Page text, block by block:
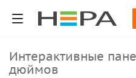
Интерактивные панели Flipbox 75
дюймов